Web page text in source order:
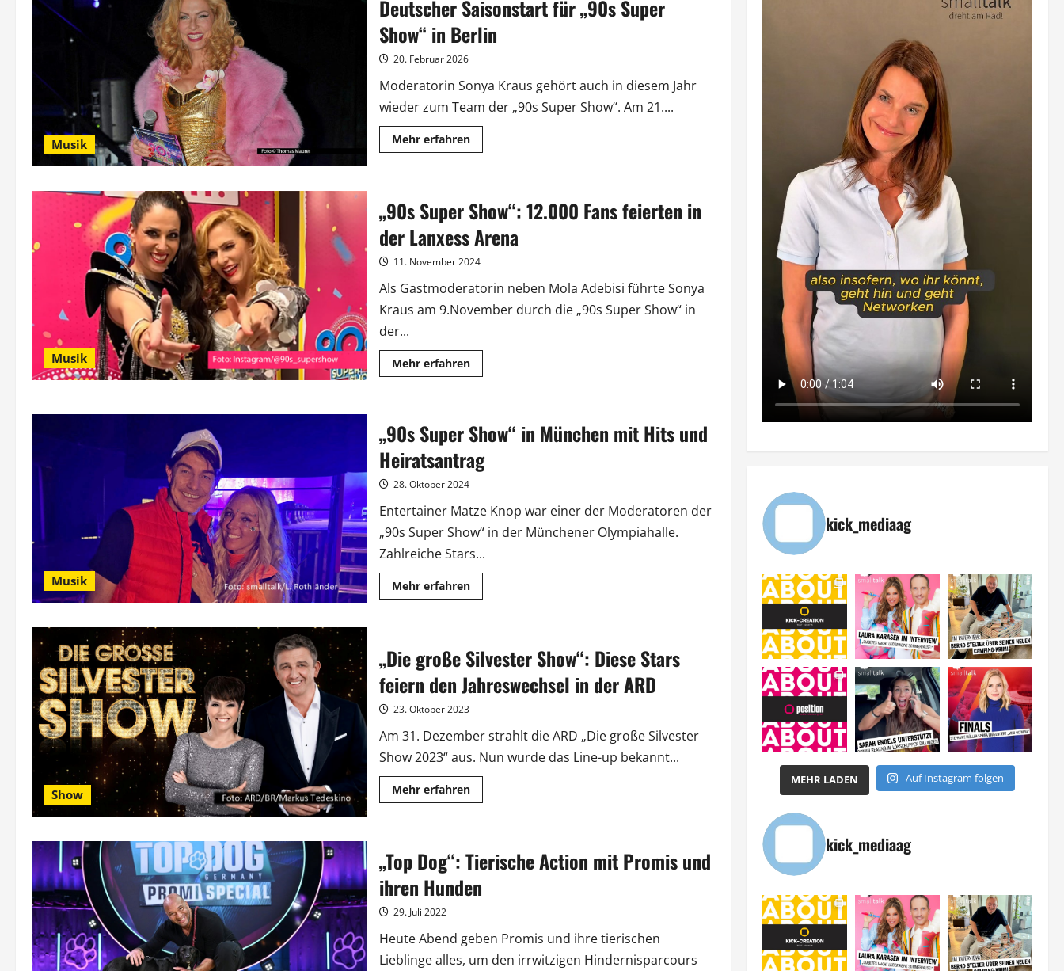
in
die
verflixte
siebte
Musik
Deutscher Saisonstart für „90s Super
Show“ in Berlin
20. Februar 2026
Moderatorin Sonya Kraus gehört auch in diesem Jahr
wieder zum Team der „90s Super Show“. Am 21....
Mehr erfahrenMehr
Informationen
„90s
Super
Show“
in
Berlin
Musik
„90s Super Show“: 12.000 Fans feierten in
der Lanxess Arena
11. November 2024
Als Gastmoderatorin neben Mola Adebisi führte Sonya
Kraus am 9.November durch die „90s Super Show“ in
der...
Mehr erfahrenMehr
Informationen
12.000
Fans
in
der
Lanxess
Musik
„90s Super Show“ in München mit Hits und
Heiratsantrag
28. Oktober 2024
Entertainer Matze Knop war einer der Moderatoren der
„90s Super Show“ in der Münchener Olympiahalle.
Zahlreiche Stars...
Mehr erfahrenMehr
Informationen
in
München
mit
Hits
und
Heiratsantrag
Show
„Die große Silvester Show“: Diese Stars
feiern den Jahreswechsel in der ARD
23. Oktober 2023
Am 31. Dezember strahlt die ARD „Die große Silvester
Show 2023“ aus. Nun wurde das Line-up bekannt...
Mehr erfahrenMehr
Informationen
Show“:
Diese
feiern
den
der
ARD
„Top Dog“: Tierische Action mit Promis und
ihren Hunden
29. Juli 2022
Heute Abend geben Promis und ihre tierischen
Lieblinge alles, um den irrwitzigen Hindernisparcours
kick_mediaag
MEHR LADEN Auf Instagram folgen
kick_mediaag